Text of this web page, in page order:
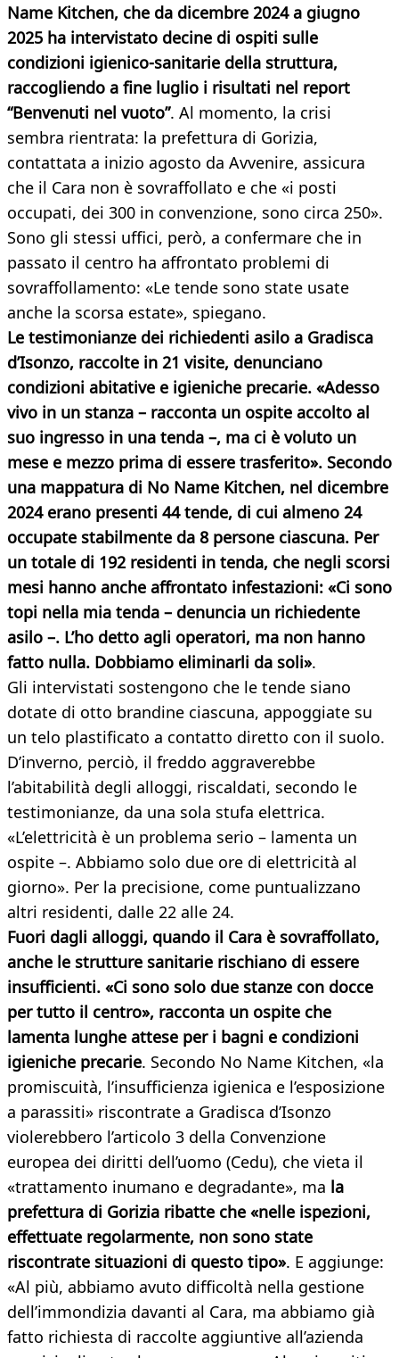
Name Kitchen, che da dicembre 2024 a giugno
2025 ha intervistato decine di ospiti sulle
condizioni igienico-sanitarie della struttura,
raccogliendo a fine luglio i risultati nel report
“Benvenuti nel vuoto”. Al momento, la crisi
sembra rientrata: la prefettura di Gorizia,
contattata a inizio agosto da Avvenire, assicura
che il Cara non è sovraffollato e che «i posti
occupati, dei 300 in convenzione, sono circa 250».
Sono gli stessi uffici, però, a confermare che in
passato il centro ha affrontato problemi di
sovraffollamento: «Le tende sono state usate
anche la scorsa estate», spiegano.
Le testimonianze dei richiedenti asilo a Gradisca
d’Isonzo, raccolte in 21 visite, denunciano
condizioni abitative e igieniche precarie. «Adesso
vivo in un stanza – racconta un ospite accolto al
suo ingresso in una tenda –, ma ci è voluto un
mese e mezzo prima di essere trasferito». Secondo
una mappatura di No Name Kitchen, nel dicembre
2024 erano presenti 44 tende, di cui almeno 24
occupate stabilmente da 8 persone ciascuna. Per
un totale di 192 residenti in tenda, che negli scorsi
mesi hanno anche affrontato infestazioni: «Ci sono
topi nella mia tenda – denuncia un richiedente
asilo –. L’ho detto agli operatori, ma non hanno
fatto nulla. Dobbiamo eliminarli da soli».
Gli intervistati sostengono che le tende siano
dotate di otto brandine ciascuna, appoggiate su
un telo plastificato a contatto diretto con il suolo.
D’inverno, perciò, il freddo aggraverebbe
l’abitabilità degli alloggi, riscaldati, secondo le
testimonianze, da una sola stufa elettrica.
«L’elettricità è un problema serio – lamenta un
ospite –. Abbiamo solo due ore di elettricità al
giorno». Per la precisione, come puntualizzano
altri residenti, dalle 22 alle 24.
Fuori dagli alloggi, quando il Cara è sovraffollato,
anche le strutture sanitarie rischiano di essere
insufficienti. «Ci sono solo due stanze con docce
per tutto il centro», racconta un ospite che
lamenta lunghe attese per i bagni e condizioni
igieniche precarie. Secondo No Name Kitchen, «la
promiscuità, l’insufficienza igienica e l’esposizione
a parassiti» riscontrate a Gradisca d’Isonzo
violerebbero l’articolo 3 della Convenzione
europea dei diritti dell’uomo (Cedu), che vieta il
«trattamento inumano e degradante», ma la
prefettura di Gorizia ribatte che «nelle ispezioni,
effettuate regolarmente, non sono state
riscontrate situazioni di questo tipo». E aggiunge:
«Al più, abbiamo avuto difficoltà nella gestione
dell’immondizia davanti al Cara, ma abbiamo già
fatto richiesta di raccolte aggiuntive all’azienda